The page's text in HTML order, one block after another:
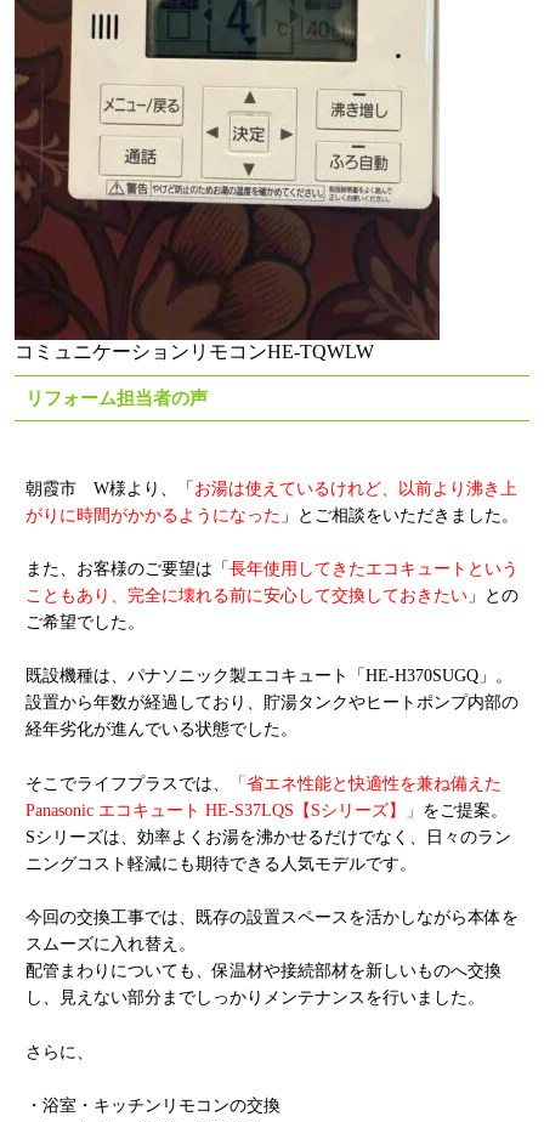
コミュニケーションリモコンHE-TQWLW
リフォーム担当者の声
朝霞市 W様より、「 お湯は使えているけれど、以前より沸き上
がりに時間がかかるようになった 」とご相談をいただきました。
また、お客様のご要望は「 長年使用してきたエコキュートという
こともあり、完全に壊れる前に安心して交換しておきたい」との
ご希望でした。
既設機種は、パナソニック製エコキュート「HE-H370SUGQ」。
設置から年数が経過しており、貯湯タンクやヒートポンプ内部の
経年劣化が進んでいる状態でした。
そこでライフプラスでは、
「省エネ性能と快適性を兼ね備えた
Panasonic エコキュート HE-S37LQS【Sシリーズ】」 をご提案。
Sシリーズは、効率よくお湯を沸かせるだけでなく、日々のラン
ニングコスト軽減にも期待できる人気モデルです。
今回の交換工事では、既存の設置スペースを活かしながら本体を
スムーズに入れ替え。
配管まわりについても、保温材や接続部材を新しいものへ交換
し、見えない部分までしっかりメンテナンスを行いました。
さらに、
・浴室・キッチンリモコンの交換